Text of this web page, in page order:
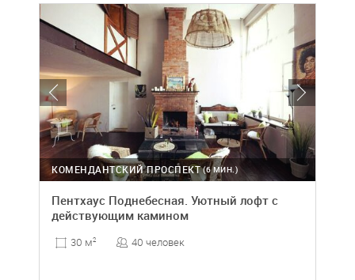
(6 МИН.)
КОМЕНДАНТСКИЙ ПРОСПЕКТ
Пентхаус Поднебесная. Уютный лофт с
действующим камином
30 м2 40 человек